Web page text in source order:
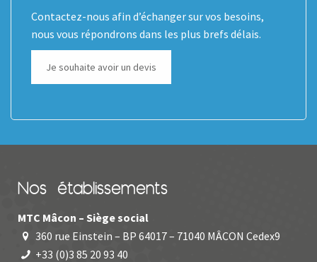
Contactez-nous afin d’échanger sur vos besoins,
nous vous répondrons dans les plus brefs délais.
Je souhaite avoir un devis
Nos établissements
MTC Mâcon – Siège social
360 rue Einstein – BP 64017 – 71040 MÂCON Cedex9
+33 (0)3 85 20 93 40